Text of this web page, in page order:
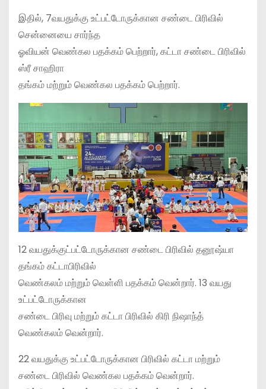
இதில், 7வயதுக்கு உட்பட்டோருக்கான சண்டை பிரிவில்
சென்னையை சார்ந்த
ஓவியன் வெண்கல பதக்கம் பெற்றார், கட்டா சண்டை பிரிவில்
ஸ்ரீ சாஹிரா
தங்கம் மற்றும் வெண்கல பதக்கம் பெற்றார்.
12 வயதுக்குட்பட்டோருக்கான சண்டை பிரிவில் தனூஷ்யா
தங்கம் கட்டாபிரிவில்
வெண்கலம் மற்றும் வெள்ளி பதக்கம் வென்றார். 13 வயது
உட்பட்டோருக்கான
சண்டை பிரிவு மற்றும் கட்டா பிரிவில் கிரி நிஷாந்த்
வெண்கலம் வென்றார்.
22 வயதுக்கு உட்பட்டோருக்கான பிரிவில் கட்டா மற்றும்
சண்டை பிரிவில் வெண்கல பதக்கம் வென்றார்.